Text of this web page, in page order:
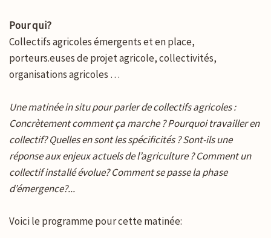
Pour qui?
Collectifs agricoles émergents et en place,
porteurs.euses de projet agricole, collectivités,
organisations agricoles …
Une matinée in situ pour parler de collectifs agricoles :
Concrètement comment ça marche ? Pourquoi travailler en
collectif? Quelles en sont les spécificités ? Sont-ils une
réponse aux enjeux actuels de l’agriculture ? Comment un
collectif installé évolue? Comment se passe la phase
d’émergence?...
Voici le programme pour cette matinée: